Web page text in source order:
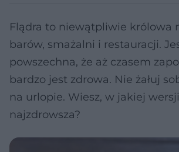
Flądra to niewątpliwie królowa
barów, smażalni i restauracji.
powszechna, że aż czasem
bardzo jest zdrowa. Nie żałuj
na urlopie. Wiesz, w jakiej
najzdrowsza?